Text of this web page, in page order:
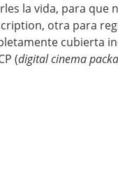
la vida, para que
otra para
cubierta
(digital cinema